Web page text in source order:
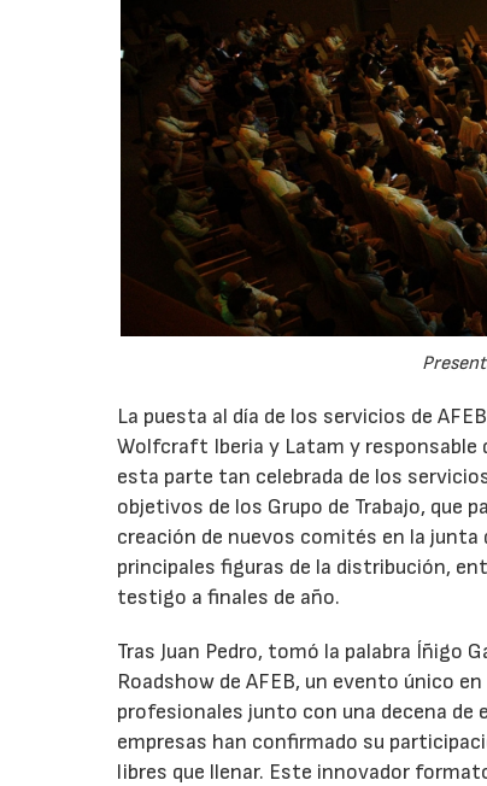
La puesta al día de los servicios de
Wolfcraft Iberia y Latam y responsable
esta parte tan celebrada de los
objetivos de los Grupo de Trabajo, que
creación de nuevos comités en la
principales figuras de la distribución,
testigo a finales de año.
Tras Juan Pedro, tomó la palabra Íñigo
Roadshow de AFEB, un evento único
profesionales junto con una decena de
empresas han confirmado su
libres que llenar. Este innovador